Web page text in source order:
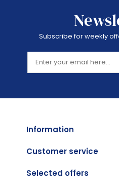
Subscribe for weekly
Information
Customer service
Selected offers